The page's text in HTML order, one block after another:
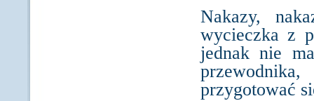
Nakazy,
wycieczka z
jednak nie
przygotować